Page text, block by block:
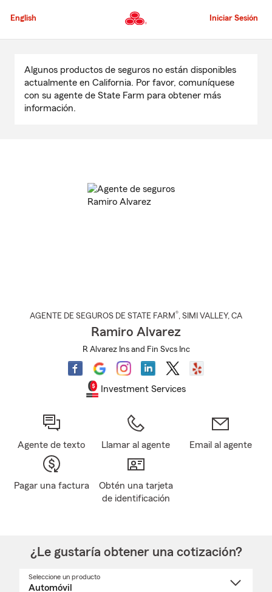
al
principal
English Iniciar Sesión
contenido
principal
Algunos productos de seguros no están disponibles
actualmente en California. Por favor, comuníquese
con su agente de State Farm para obtener más
información.
AGENTE DE SEGUROS DE STATE FARM®, SIMI VALLEY, CA
Ramiro Alvarez
R Alvarez Ins and Fin Svcs Inc
Investment Services
Agente de texto Llamar al agente Email al agente
Pagar una factura
Obtén una tarjeta
de identificación
¿Le gustaría obtener una cotización?
Seleccione un producto